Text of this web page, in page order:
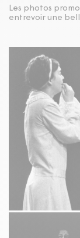
Les photos
entrevoir une